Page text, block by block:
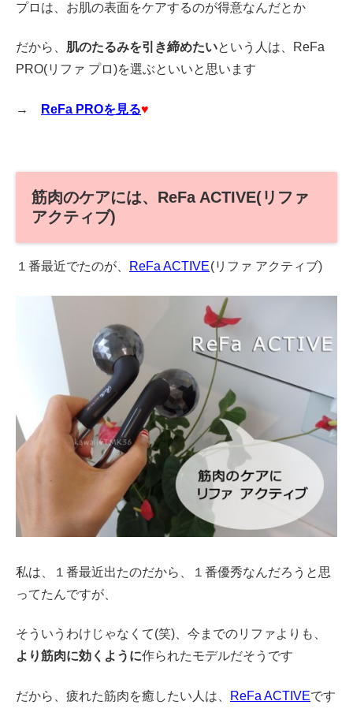
プロは、お肌の表面をケアするのが得意なんだとか
だから、 肌のたるみを引き締めたいという人は、ReFa
PRO(リファ プロ)を選ぶといいと思います
→ ReFa PROを見る♥
筋肉のケアには、ReFa ACTIVE(リファ
アクティブ)
１番最近でたのが、 ReFa ACTIVE(リファ アクティブ)
私は、１番最近出たのだから、１番優秀なんだろうと思
ってたんですが、
そういうわけじゃなくて(笑)、今までのリファよりも、
より筋肉に効くように作られたモデルだそうです
だから、疲れた筋肉を癒したい人は、 ReFa ACTIVEです